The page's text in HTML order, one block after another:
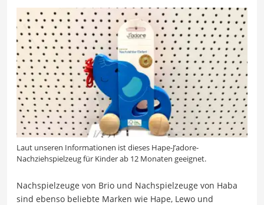
Laut unseren Informationen ist dieses Hape-J’adore-
Nachziehspielzeug für Kinder ab 12 Monaten geeignet.
Nachspielzeuge von Brio und Nachspielzeuge von Haba
sind ebenso beliebte Marken wie Hape, Lewo und